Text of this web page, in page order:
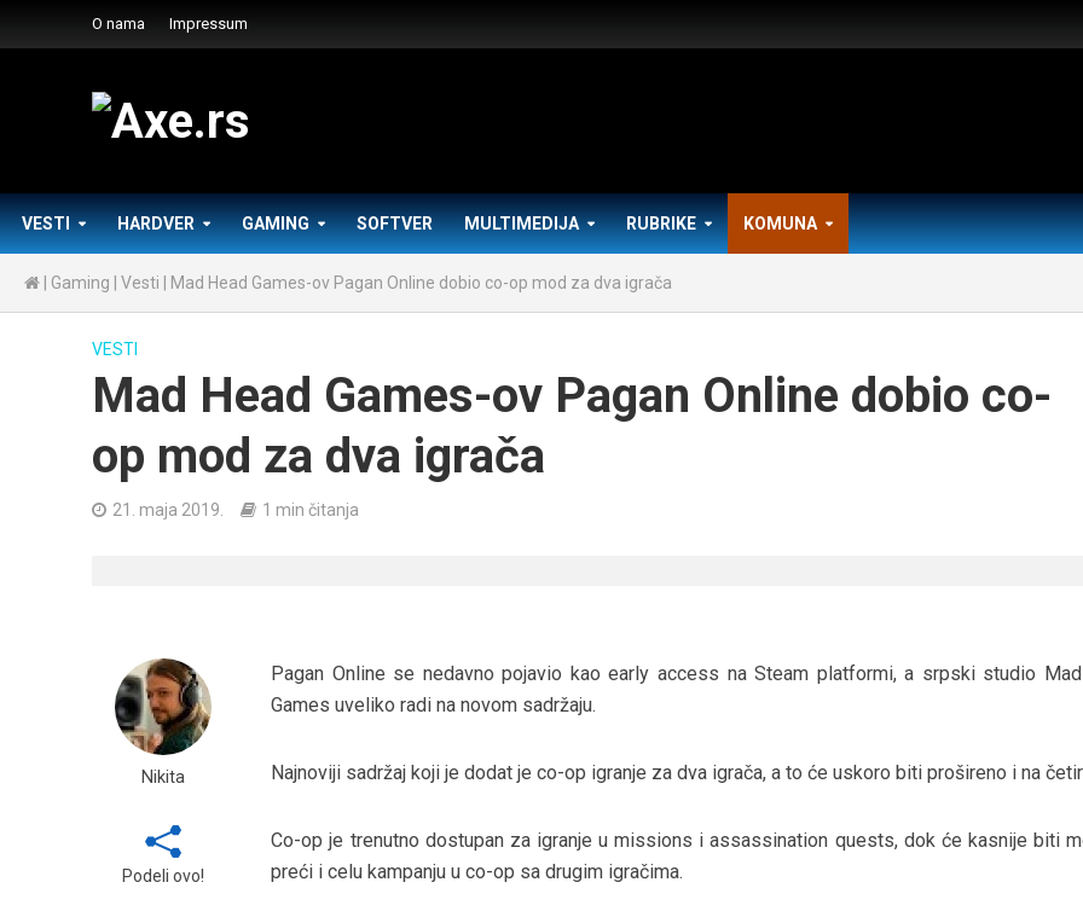
O nama Impressum
VESTI HARDVER GAMING SOFTVER MULTIMEDIJA RUBRIKE KOMUNA
Gaming Vesti Mad Head Games-ov Pagan Online dobio co-op mod za dva igrača
VESTI
Mad Head Games-ov Pagan Online dobio co-
op mod za dva igrača
21. maja 2019. 1 min čitanja
Nikita
Podeli ovo!
Pagan Online se nedavno pojavio kao early access na Steam platformi, a srpski studio
Games uveliko radi na novom sadržaju.
Najnoviji sadržaj koji je dodat je co-op igranje za dva igrača, a to će uskoro biti prošireno i na
Co-op je trenutno dostupan za igranje u missions i assassination quests, dok će kasnije biti
preći i celu kampanju u co-op sa drugim igračima.